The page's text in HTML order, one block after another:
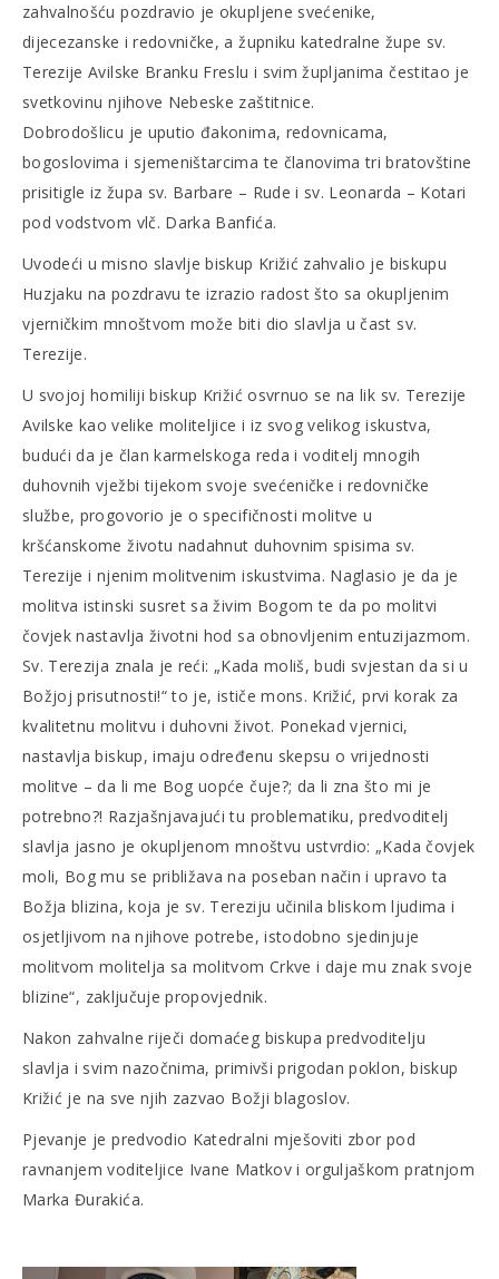
zahvalnošću pozdravio je okupljene svećenike,
dijecezanske i redovničke, a župniku katedralne župe sv.
Terezije Avilske Branku Freslu i svim župljanima čestitao je
svetkovinu njihove Nebeske zaštitnice.
Dobrodošlicu je uputio đakonima, redovnicama,
bogoslovima i sjemeništarcima te članovima tri bratovštine
prisitigle iz župa sv. Barbare – Rude i sv. Leonarda – Kotari
pod vodstvom vlč. Darka Banfića.
Uvodeći u misno slavlje biskup Križić zahvalio je biskupu
Huzjaku na pozdravu te izrazio radost što sa okupljenim
vjerničkim mnoštvom može biti dio slavlja u čast sv.
Terezije.
U svojoj homiliji biskup Križić osvrnuo se na lik sv. Terezije
Avilske kao velike moliteljice i iz svog velikog iskustva,
budući da je član karmelskoga reda i voditelj mnogih
duhovnih vježbi tijekom svoje svećeničke i redovničke
službe, progovorio je o specifičnosti molitve u
kršćanskome životu nadahnut duhovnim spisima sv.
Terezije i njenim molitvenim iskustvima. Naglasio je da je
molitva istinski susret sa živim Bogom te da po molitvi
čovjek nastavlja životni hod sa obnovljenim entuzijazmom.
Sv. Terezija znala je reći: „Kada moliš, budi svjestan da si u
Božjoj prisutnosti!“ to je, ističe mons. Križić, prvi korak za
kvalitetnu molitvu i duhovni život. Ponekad vjernici,
nastavlja biskup, imaju određenu skepsu o vrijednosti
molitve – da li me Bog uopće čuje?; da li zna što mi je
potrebno?! Razjašnjavajući tu problematiku, predvoditelj
slavlja jasno je okupljenom mnoštvu ustvrdio: „Kada čovjek
moli, Bog mu se približava na poseban način i upravo ta
Božja blizina, koja je sv. Tereziju učinila bliskom ljudima i
osjetljivom na njihove potrebe, istodobno sjedinjuje
molitvom molitelja sa molitvom Crkve i daje mu znak svoje
blizine“, zaključuje propovjednik.
Nakon zahvalne riječi domaćeg biskupa predvoditelju
slavlja i svim nazočnima, primivši prigodan poklon, biskup
Križić je na sve njih zazvao Božji blagoslov.
Pjevanje je predvodio Katedralni mješoviti zbor pod
ravnanjem voditeljice Ivane Matkov i orguljaškom pratnjom
Marka Đurakića.